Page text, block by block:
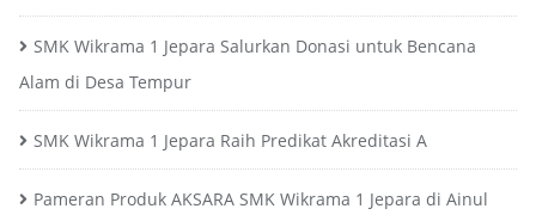
SMK Wikrama 1 Jepara Salurkan Donasi untuk Bencana
Alam di Desa Tempur
SMK Wikrama 1 Jepara Raih Predikat Akreditasi A
Pameran Produk AKSARA SMK Wikrama 1 Jepara di Ainul